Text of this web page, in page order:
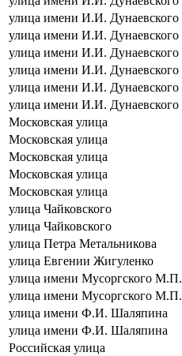
улица имени И.И. Дунаевского
улица имени И.И. Дунаевского
улица имени И.И. Дунаевского
улица имени И.И. Дунаевского
улица имени И.И. Дунаевского
улица имени И.И. Дунаевского
Московская улица
Московская улица
Московская улица
Московская улица
Московская улица
улица Чайковского
улица Чайковского
улица Петра Метальникова
улица Евгении Жигуленко
улица имени Мусоргского М.П.
улица имени Мусоргского М.П.
улица имени Ф.И. Шаляпина
улица имени Ф.И. Шаляпина
Российская улица